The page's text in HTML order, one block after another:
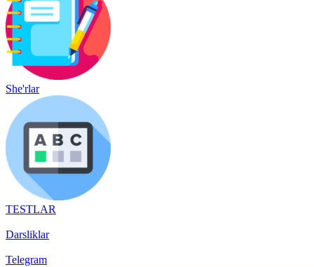
She'rlar
TESTLAR
Darsliklar
Telegram